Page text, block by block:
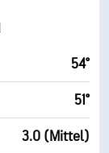
54°
51°
3.0 (Mittel)